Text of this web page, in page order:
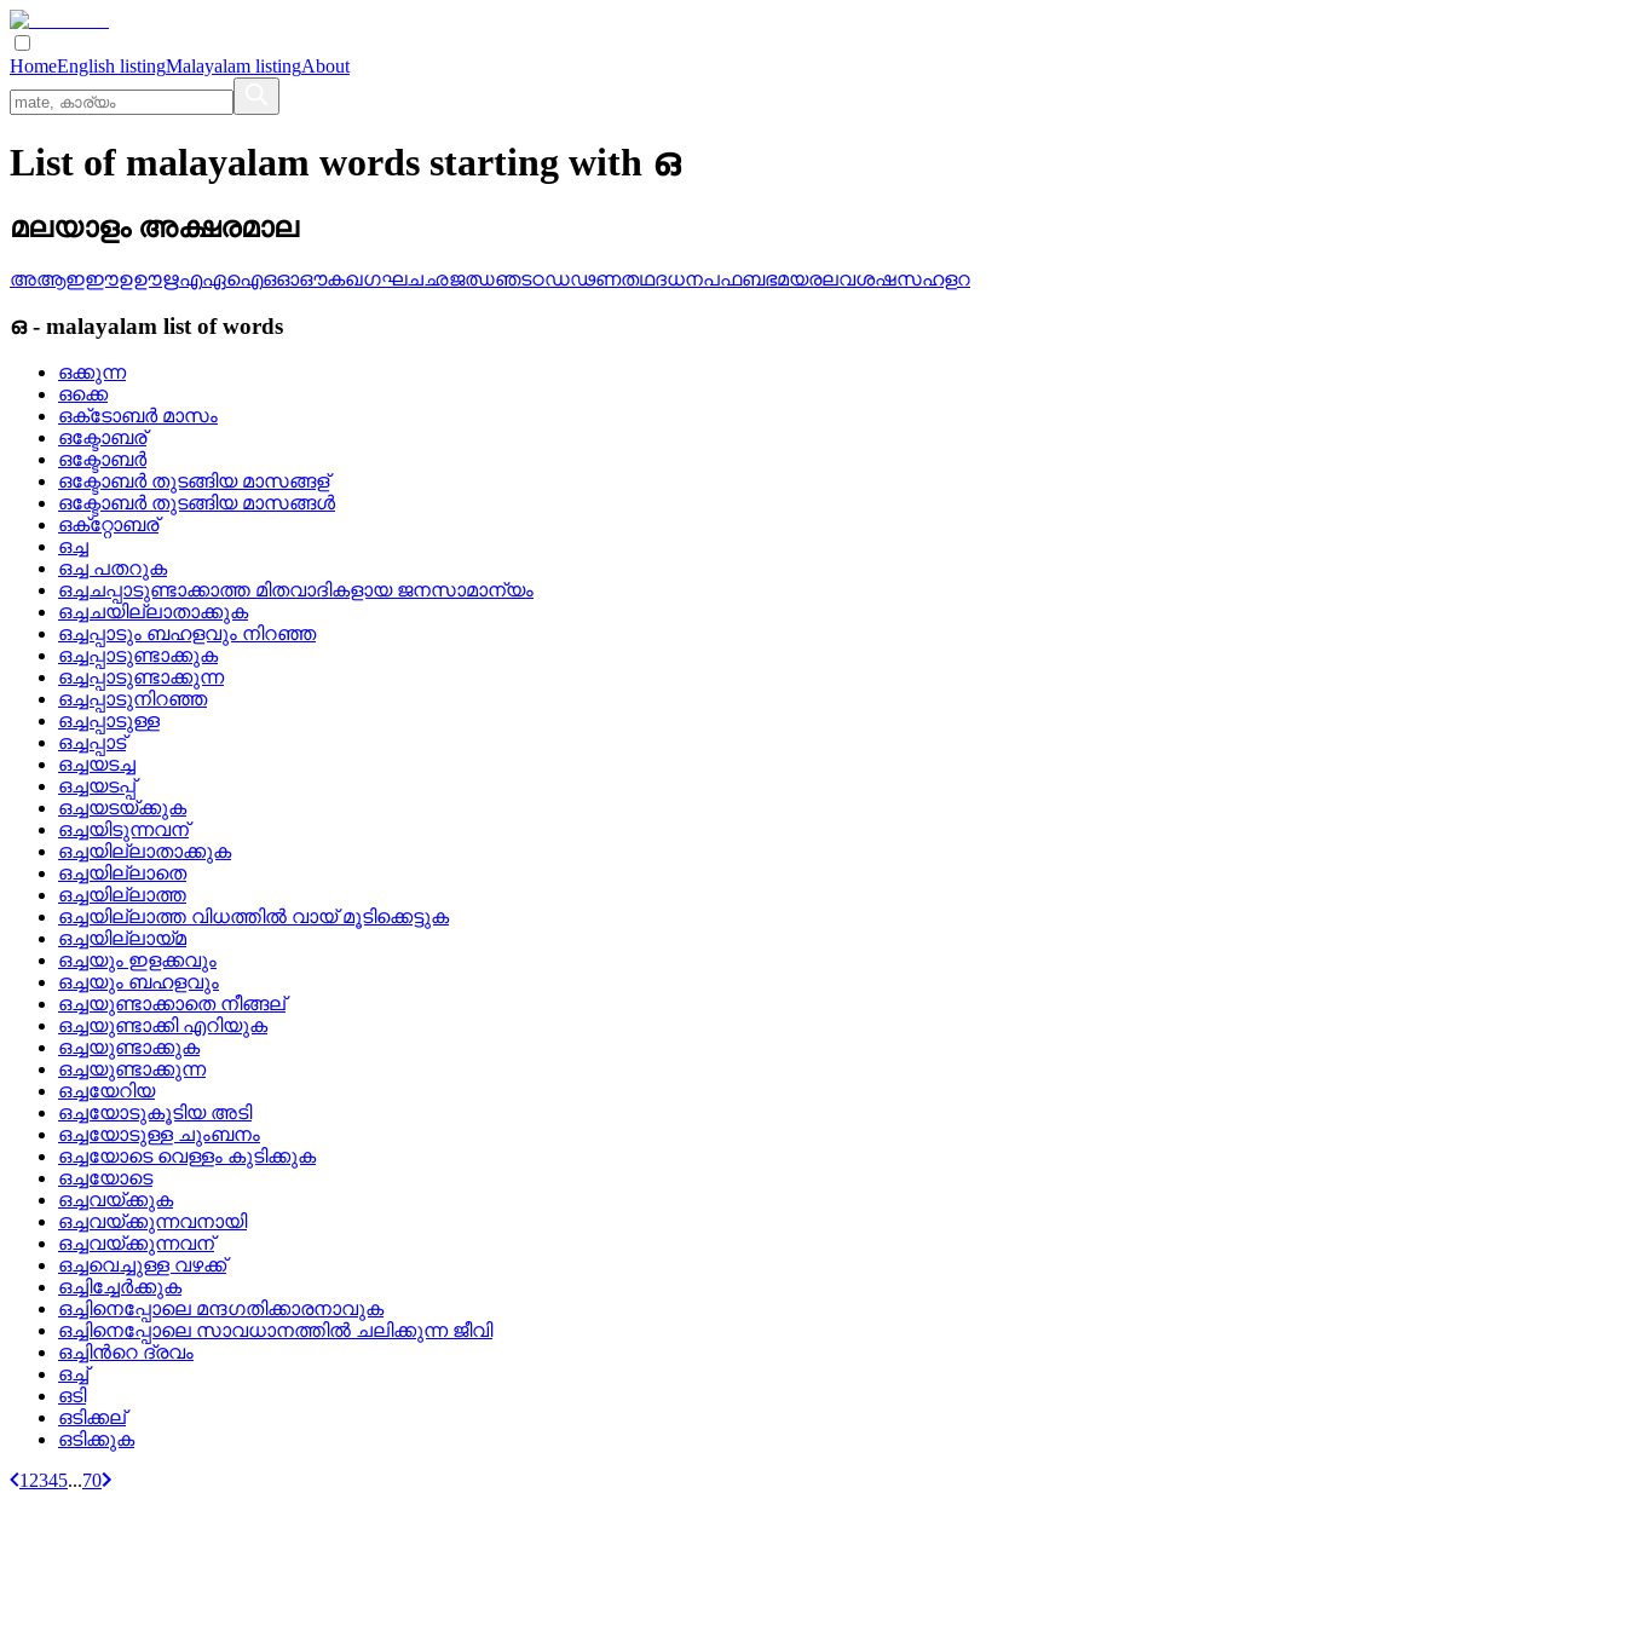
HomeEnglish listingMalayalam listingAbout
List of malayalam words starting with ഒ
മലയാളം അക്ഷരമാല
അആഇഈഉഊഋഎഏഐഒഓഔകഖഗഘചഛജഝഞടഠഡഢണതഥദധനപഫബഭമയരലവശഷസഹളറ
ഒ- malayalam list of words
ഒക്കുന്ന
ഒക്കെ
ഒക്‌ടോബര്‍ മാസം
ഒക്ടോബര്
ഒക്ടോബര്‍
ഒക്ടോബര്‍ തുടങ്ങിയ മാസങ്ങള്
ഒക്ടോബര്‍ തുടങ്ങിയ മാസങ്ങള്‍
ഒക്‌റ്റോബര്
ഒച്ച
ഒച്ച പതറുക
ഒച്ചചപ്പാടുണ്ടാക്കാത്ത മിതവാദികളായ ജനസാമാന്യം
ഒച്ചചയില്ലാതാക്കുക
ഒച്ചപ്പാടും ബഹളവും നിറഞ്ഞ
ഒച്ചപ്പാടുണ്ടാക്കുക
ഒച്ചപ്പാടുണ്ടാക്കുന്ന
ഒച്ചപ്പാടുനിറഞ്ഞ
ഒച്ചപ്പാടുള്ള
ഒച്ചപ്പാട്
ഒച്ചയടച്ച
ഒച്ചയടപ്പ്
ഒച്ചയടയ്‌ക്കുക
ഒച്ചയിടുന്നവന്
ഒച്ചയില്ലാതാക്കുക
ഒച്ചയില്ലാതെ
ഒച്ചയില്ലാത്ത
ഒച്ചയില്ലാത്ത വിധത്തില്‍ വായ് മൂടിക്കെട്ടുക
ഒച്ചയില്ലായ്‌മ
ഒച്ചയും ഇളക്കവും
ഒച്ചയും ബഹളവും
ഒച്ചയുണ്ടാക്കാതെ നീങ്ങല്
ഒച്ചയുണ്ടാക്കി എറിയുക
ഒച്ചയുണ്ടാക്കുക
ഒച്ചയുണ്ടാക്കുന്ന
ഒച്ചയേറിയ
ഒച്ചയോടുകൂടിയ അടി
ഒച്ചയോടുള്ള ചുംബനം
ഒച്ചയോടെ വെള്ളം കുടിക്കുക
ഒച്ചയോടെ
ഒച്ചവയ്‌ക്കുക
ഒച്ചവയ്‌ക്കുന്നവനായി
ഒച്ചവയ്‌ക്കുന്നവന്
ഒച്ചവെച്ചുള്ള വഴക്ക്
ഒച്ചിച്ചേര്‍ക്കുക
ഒച്ചിനെപ്പോലെ മന്ദഗതിക്കാരനാവുക
ഒച്ചിനെപ്പോലെ സാവധാനത്തില്‍ ചലിക്കുന്ന ജീവി
ഒച്ചിന്‍റെ ദ്രവം
ഒച്ച്
ഒടി
ഒടിക്കല്
ഒടിക്കുക
1 2345...70